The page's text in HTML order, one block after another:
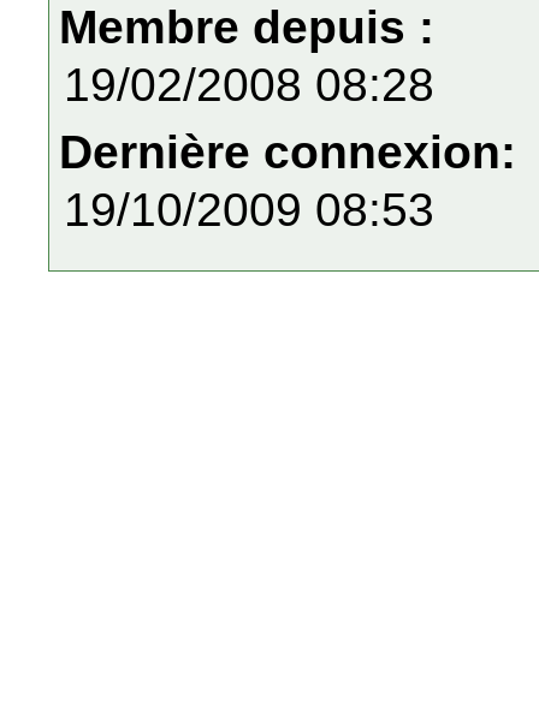
Membre depuis :
19/02/2008 08:28
Dernière connexion:
19/10/2009 08:53